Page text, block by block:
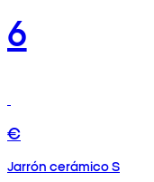
6
€
Jarrón cerámico S